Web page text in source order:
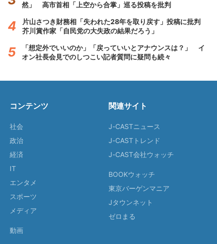
然」 高市首相「上空から合掌」巡る投稿を批判
片山さつき財務相「失われた28年を取り戻す」投稿に批判
芥川賞作家「自民党の大失政の結果だろう」
「想定外でいいのか」「戻っていいとアナウンスは？」 イ
オン社長会見でのしつこい記者質問に疑問も続々
コンテンツ
社会
政治
経済
IT
エンタメ
スポーツ
メディア
動画
関連サイト
J-CASTニュース
J-CASTトレンド
J-CAST会社ウォッチ
BOOKウォッチ
東京バーゲンマニア
Jタウンネット
ゼロまる